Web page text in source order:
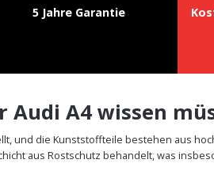
5 Jahre Garantie
A4 wissen
und die Kunststoffteile bestehen aus
aus Rostschutz behandelt, was